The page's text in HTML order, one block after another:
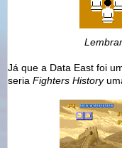
Já que a Data East foi
seria Fighters History